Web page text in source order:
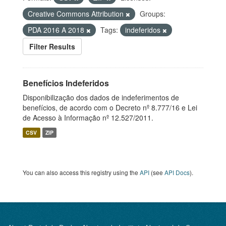
Creative Commons Attribution
Groups:
PDA 2016 A 2018
Tags:
indeferidos
Filter Results
Benefícios Indeferidos
Disponibilização dos dados de indeferimentos de
benefícios, de acordo com o Decreto nº 8.777/16 e Lei
de Acesso à Informação nº 12.527/2011.
CSV ZIP
You can also access this registry using the API (see API Docs).